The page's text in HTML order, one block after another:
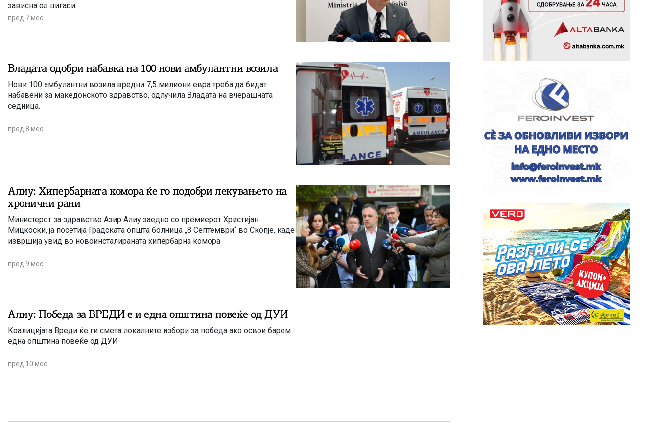
зависна од цигари
пред 7 мес.
Владата одобри набавка на 100 нови амбулантни возила
Нови 100 амбулантни возила вредни 7,5 милиони евра треба да бидат
набавени за македонското здравство, одлучила Владата на вчерашната
седница.
пред 8 мес.
Алиу: Хипербарната комора ќе го подобри лекувањето на
хронични рани
Министерот за здравство Азир Алиу заедно со премиерот Христијан
Мицкоски, ја посетија Градската општа болница „8 Септември“ во Скопје, каде
извршија увид во новоинсталираната хипербарна комора
пред 9 мес.
Алиу: Победа за ВРЕДИ е и една општина повеќе од ДУИ
Коалицијата Вреди ќе ги смета локалните избори за победа ако освои барем
една општина повеќе од ДУИ
пред 10 мес.